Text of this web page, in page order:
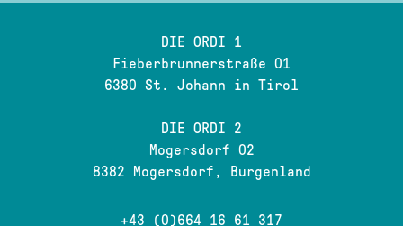
DIE ORDI 1
Fieberbrunnerstraße 01
6380 St. Johann in Tirol
DIE ORDI 2
Mogersdorf 02
8382 Mogersdorf, Burgenland
+43 (0)664 16 61 317